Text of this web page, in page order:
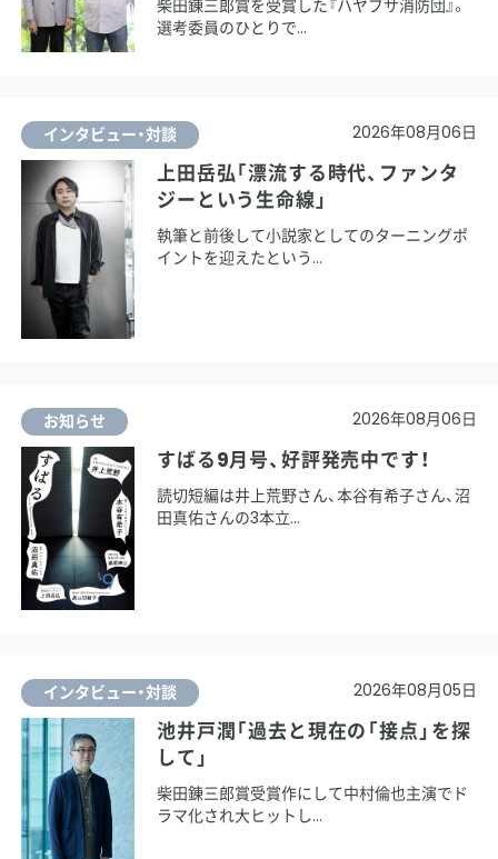
柴田錬三郎賞を受賞した『ハヤブサ消防団』。
選考委員のひとりで
インタビュー・対談 2026年08月06日
上田岳弘「漂流する時代、ファンタ
ジーという生命線」
執筆と前後して小説家としてのターニングポ
イントを迎えたという
お知らせ 2026年08月06日
すばる9月号、好評発売中です！
読切短編は井上荒野さん、本谷有希子さん、沼
田真佑さんの3本立
インタビュー・対談 2026年08月05日
池井戸潤「過去と現在の「接点」を探
して」
柴田錬三郎賞受賞作にして中村倫也主演でド
ラマ化され大ヒットし